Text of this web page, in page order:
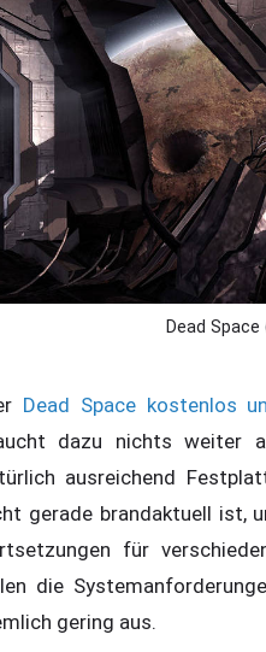
bei einer solchen
Horror-
eigenen PC
wird das Spiel für
angeboten.
Dead
Dead Space kostenlos
dazu nichts weiter
ausreichend
gerade brandaktuell ist,
für
die
gering aus.